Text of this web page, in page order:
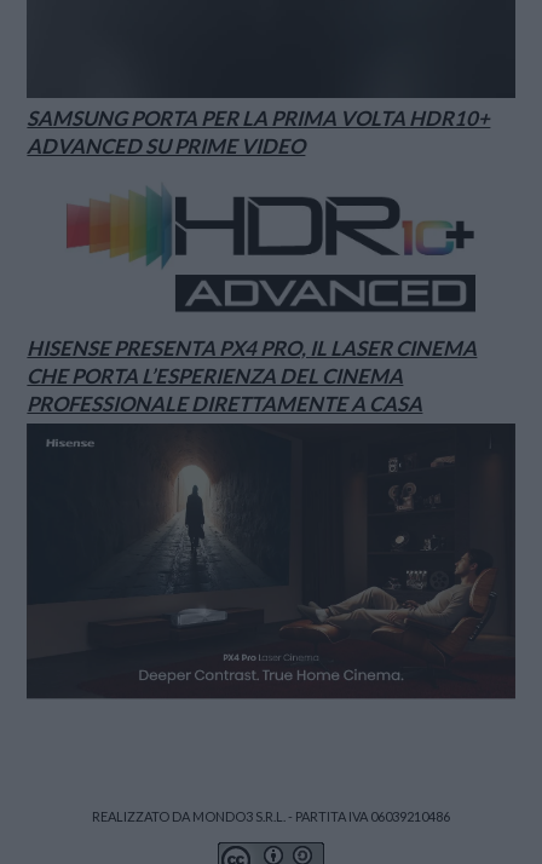
SAMSUNG PORTA PER LA PRIMA VOLTA HDR10+
ADVANCED SU PRIME VIDEO
HISENSE PRESENTA PX4 PRO, IL LASER CINEMA
CHE PORTA L’ESPERIENZA DEL CINEMA
PROFESSIONALE DIRETTAMENTE A CASA
REALIZZATO DA MONDO3 S.R.L. - PARTITA IVA 06039210486